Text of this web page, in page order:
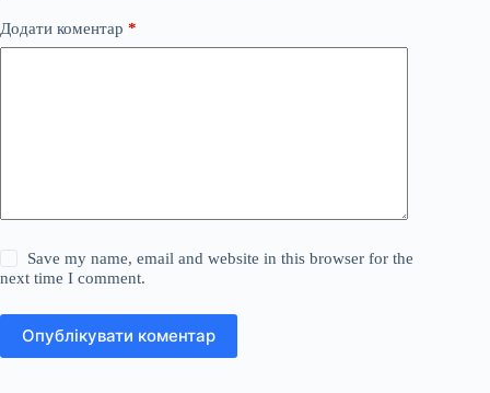
Додати коментар *
Save my name, email and website in this browser for the
next time I comment.
Опублікувати коментар